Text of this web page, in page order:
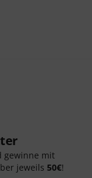
gewinne mit
jeweils 50€!